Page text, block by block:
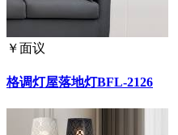
￥面议
格调灯屋落地灯BFL-2126